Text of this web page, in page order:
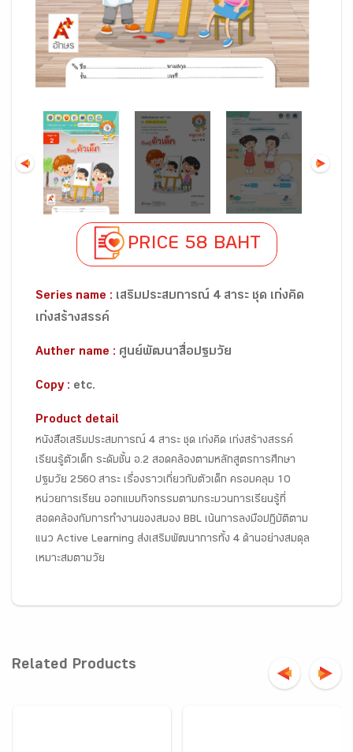
PRICE 58 BAHT
Series name :
เก่งสร้างสรรค์
Auther name : ศูนย์พัฒนาสื่อปฐมวัย
Copy : etc.
Product detail
หนังสือเสริมประสบการณ์ 4 สาระ ชุด เก่งคิด เก่งสร้างสรรค์
เรียนรู้ตัวเด็ก ระดับชั้น อ.2 สอดคล้องตามหลักสูตรการศึกษา
ปฐมวัย 2560 สาระ เรื่องราวเกี่ยวกับตัวเด็ก ครอบคลุม 10
หน่วยการเรียน ออกแบบกิจกรรมตามกระบวนการเรียนรู้ที่
สอดคล้องกับการทำงานของสมอง BBL เน้นการลงมือปฏิบัติตาม
แนว Active Learning ส่งเสริมพัฒนาการทั้ง 4 ด้านอย่างสมดุล
เหมาะสมตามวัย
Related Products